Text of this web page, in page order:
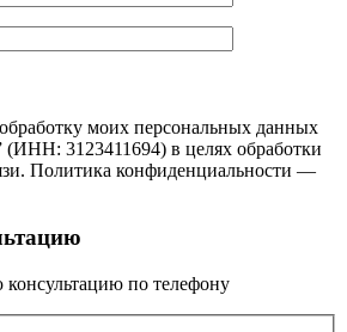
моих персональных данных
3123411694) в целях обработки
Политика конфиденциальности —
по телефону